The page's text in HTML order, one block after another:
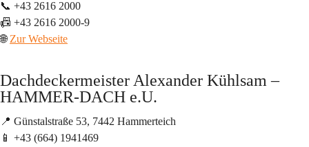
📞 +43 2616 2000
📠 +43 2616 2000-9
🌐 Zur Webseite
Dachdeckermeister Alexander Kühlsam –
HAMMER-DACH e.U.
📍 Günstalstraße 53, 7442 Hammerteich
📱 +43 (664) 1941469